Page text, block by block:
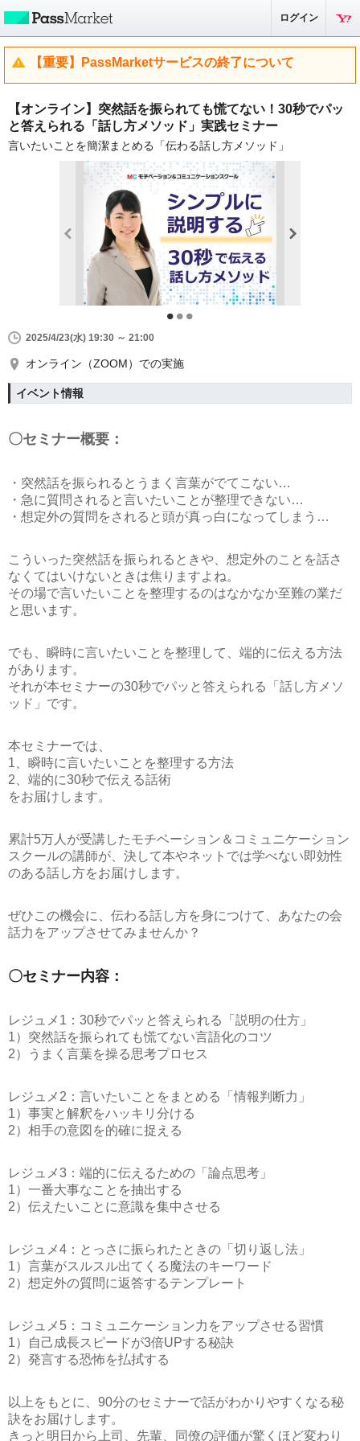
ログイン
【重要】PassMarketサービスの終了について
【オンライン】突然話を振られても慌てない！30秒でパッ
と答えられる「話し方メソッド」実践セミナー
言いたいことを簡潔まとめる「伝わる話し方メソッド」
2025/4/23(水) 19:30 ～ 21:00
オンライン（ZOOM）での実施
イベント情報
〇セミナー概要：
・突然話を振られるとうまく言葉がでてこない…
・急に質問されると言いたいことが整理できない…
・想定外の質問をされると頭が真っ白になってしまう…
こういった突然話を振られるときや、想定外のことを話さ
なくてはいけないときは焦りますよね。
その場で言いたいことを整理するのはなかなか至難の業だ
と思います。
でも、瞬時に言いたいことを整理して、端的に伝える方法
があります。
それが本セミナーの30秒でパッと答えられる「話し方メソ
ッド」 です。
本セミナーでは、
1、瞬時に言いたいことを整理する方法
2、端的に30秒で伝える話術
をお届けします。
累計5万人が受講したモチベーション＆コミュニケーション
スクールの講師が、決して本やネットでは学べない即効性
のある話し方をお届けします。
ぜひこの機会に、伝わる話し方を身につけて、あなたの会
話力をアップさせてみませんか？
〇セミナー内容：
レジュメ1：30秒でパッと答えられる「説明の仕方」
1）突然話を振られても慌てない言語化のコツ
2）うまく言葉を操る思考プロセス
レジュメ2：言いたいことをまとめる「情報判断力」
1）事実と解釈をハッキリ分ける
2）相手の意図を的確に捉える
レジュメ3：端的に伝えるための「論点思考」
1）一番大事なことを抽出する
2）伝えたいことに意識を集中させる
レジュメ4：とっさに振られたときの「切り返し法」
1）言葉がスルスル出てくる魔法のキーワード
2）想定外の質問に返答するテンプレート
レジュメ5：コミュニケーション力をアップさせる習慣
1）自己成長スピードが3倍UPする秘訣
2）発言する恐怖を払拭する
以上をもとに、90分のセミナーで話がわかりやすくなる秘
訣をお届けします。
きっと明日から上司、先輩、同僚の評価が驚くほど変わり